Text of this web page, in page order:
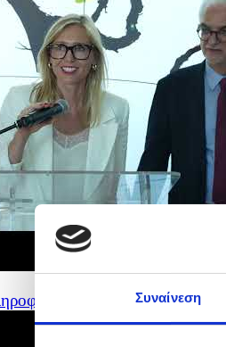
Συναίνεση
– Εγκαίνια